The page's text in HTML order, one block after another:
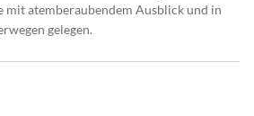
mit atemberaubendem Ausblick und in
gelegen.